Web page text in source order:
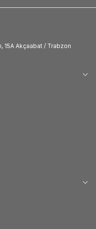
15A Akçaabat / Trabzon